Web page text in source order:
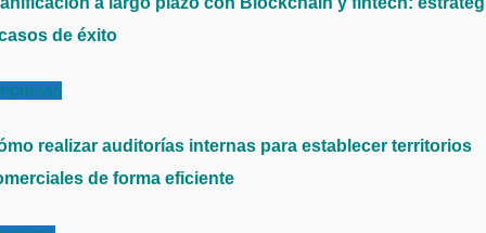
de éxito
realizar auditorías internas para establecer territorios
de forma eficiente